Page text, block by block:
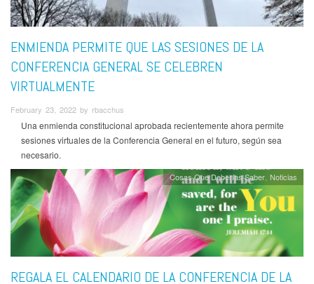
ENMIENDA PERMITE QUE LAS SESIONES DE LA
CONFERENCIA GENERAL SE CELEBREN
VIRTUALMENTE
February 23, 2022 by rbacchus
Una enmienda constitucional aprobada recientemente ahora permite
sesiones virtuales de la Conferencia General en el futuro, según sea
necesario.
Cosas Que Deberías Saber Noticias
REGALA EL CALENDARIO DE LA CONFERENCIA DE LA